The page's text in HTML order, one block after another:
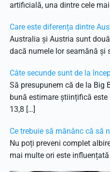
artificială, una dintre cele
Care este diferența dintre
Australia și Austria sunt
dacă numele lor seamănă și
Câte secunde sunt de la
Să presupunem că de la Big
bună estimare științifică
13,8 […]
Ce trebuie să mănânc că să
Nu poți preveni complet
mai multe ori este influențată